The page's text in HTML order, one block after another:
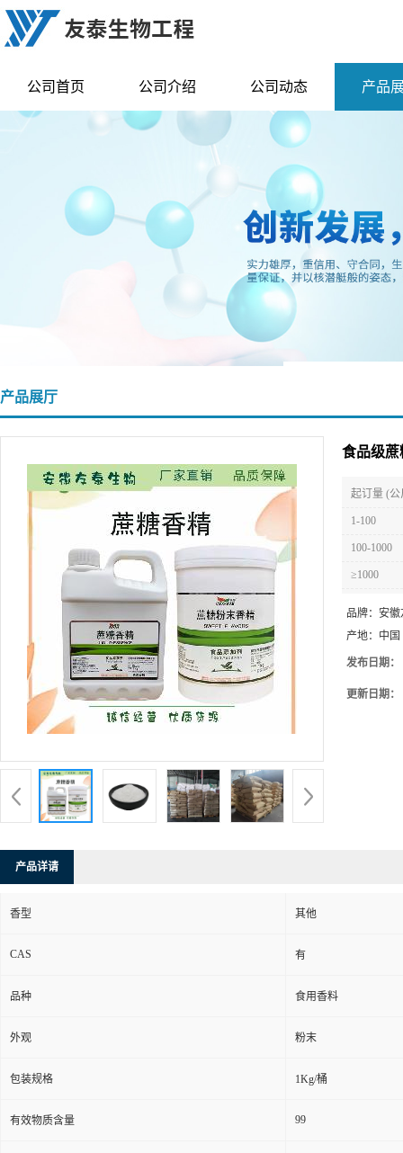
公司首页 公司介绍 公司动态 产品
产品展厅
食品级蔗
起订量 (公
1-100
100-1000
≥1000
品牌： 安徽
产地： 中国
发布日期：
更新日期：
产品详请
香型 其他
CAS 有
品种 食用香料
外观 粉末
包装规格 1Kg/桶
有效物质含量 99